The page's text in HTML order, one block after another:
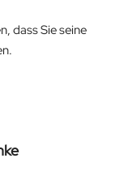
dass Sie seine